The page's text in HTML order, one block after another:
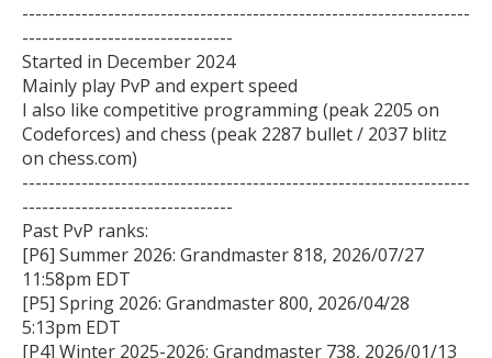
--------------------------------------------------------------------
--------------------------------
Started in December 2024
Mainly play PvP and expert speed
I also like competitive programming (peak 2205 on
Codeforces) and chess (peak 2287 bullet / 2037 blitz
on chess.com)
--------------------------------------------------------------------
--------------------------------
Past PvP ranks:
[P6] Summer 2026: Grandmaster 818, 2026/07/27
11:58pm EDT
[P5] Spring 2026: Grandmaster 800, 2026/04/28
5:13pm EDT
[P4] Winter 2025-2026: Grandmaster 738, 2026/01/13